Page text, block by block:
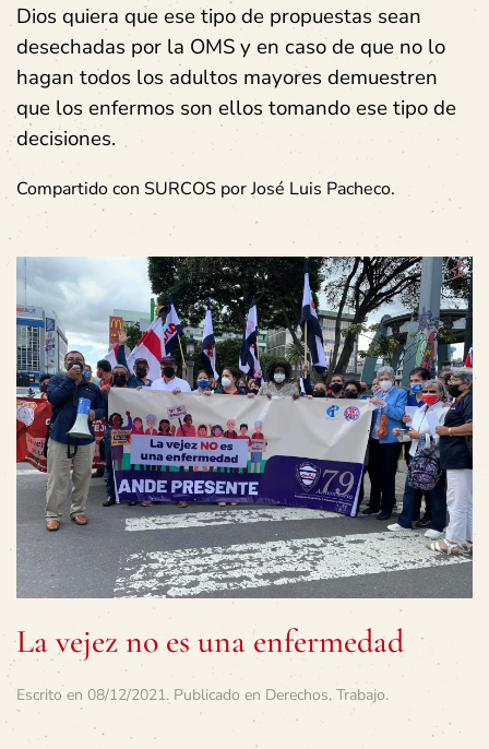
Dios quiera que ese tipo de propuestas sean
desechadas por la OMS y en caso de que no lo
hagan todos los adultos mayores demuestren
que los enfermos son ellos tomando ese tipo de
decisiones.
Compartido con SURCOS por José Luis Pacheco.
La vejez no es una enfermedad
Escrito en 08/12/2021. Publicado en Derechos, Trabajo.